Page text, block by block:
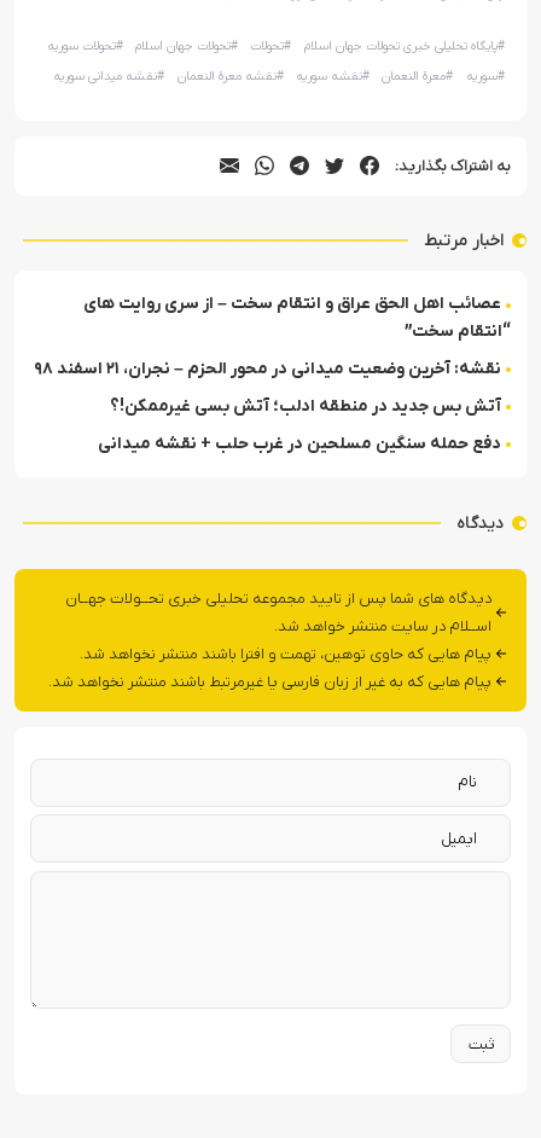
#پایگاه تحلیلی خبری تحولات جهان اسلام #تحولات #تحولات جهان اسلام #تحولات سوریه
#سوریه #معرة النعمان #نقشه سوریه #نقشه معرة النعمان #نقشه میدانی سوریه
به اشتراک بگذارید:
اخبار مرتبط
عصائب اهل الحق عراق و انتقام سخت – از سری روایت های
“انتقام سخت”
نقشه: آخرین وضعیت میدانی در محور الحزم – نجران، ۲۱ اسفند ۹۸
آتش بس جدید در منطقه ادلب؛ آتش بسی غیرممکن!؟
دفع حمله سنگین مسلحین در غرب حلب + نقشه میدانی
دیدگاه
دیدگاه های شما پس از تایید مجموعه تحلیلی خبری تحــولات جهــان
اســلام در سایت منتشر خواهد شد.
پیام هایی که حاوی توهین، تهمت و افترا باشند منتشر نخواهد شد.
پیام هایی که به غیر از زبان فارسی یا غیرمرتبط باشند منتشر نخواهد شد.